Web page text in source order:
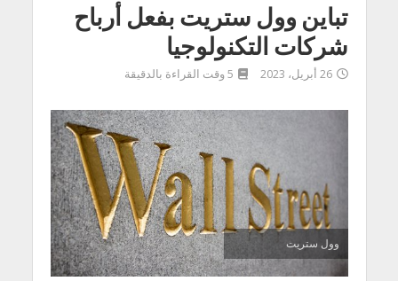
تباين وول ستريت بفعل أرباح
شركات التكنولوجيا
26 أبريل، 2023 5 وقت القراءة بالدقيقة
وول ستريت